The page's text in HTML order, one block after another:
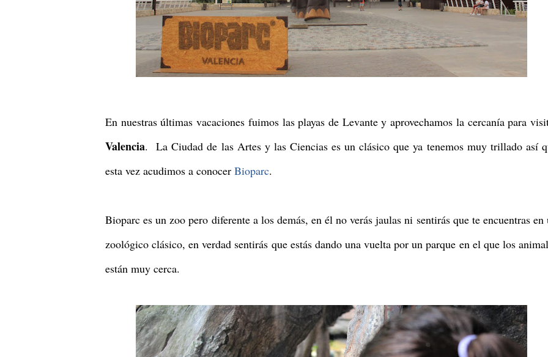
En nuestras últimas vacaciones fuimos las playas de Levante y aprovechamos la cercanía para
Valencia. La Ciudad de las Artes y las Ciencias es un clásico que ya tenemos muy trillado así
esta vez acudimos a conocer Bioparc.
Bioparc es un zoo pero diferente a los demás, en él no verás jaulas ni sentirás que te encuentras en
zoológico clásico, en verdad sentirás que estás dando una vuelta por un parque en el que los
están muy cerca.